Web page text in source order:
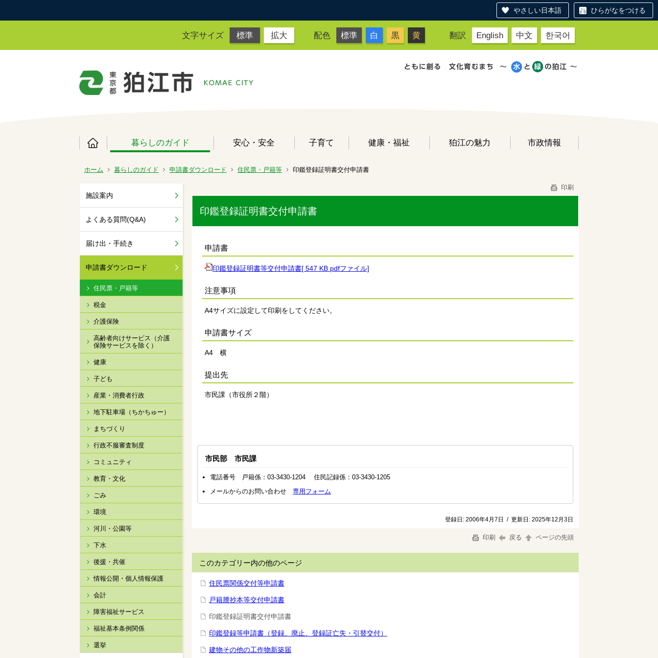
やさしい日本語 ひらがなをつける
文字サイズ 標準 拡大 配色 標準 白 黒 黄 翻訳 English 中文 한국어
暮らしのガイド 安心・安全 子育て 健康・福祉 狛江の魅力 市政情報
ホーム 暮らしのガイド 申請書ダウンロード 住民票・戸籍等 印鑑登録証明書交付申請書
施設案内
よくある質問(Q&A)
届け出・手続き
申請書ダウンロード
住民票・戸籍等
税金
介護保険
高齢者向けサービス（介護
保険サービスを除く）
健康
子ども
産業・消費者行政
地下駐車場（ちかちゅー）
まちづくり
行政不服審査制度
コミュニティ
教育・文化
ごみ
環境
河川・公園等
下水
後援・共催
情報公開・個人情報保護
会計
障害福祉サービス
福祉基本条例関係
選挙
印刷
印鑑登録証明書交付申請書
申請書
印鑑登録証明書等交付申請書[ 547 KB pdfファイル]
注意事項
A4サイズに設定して印刷をしてください。
申請書サイズ
A4 横
提出先
市民課（市役所２階）
市民部 市民課
電話番号 戸籍係：03-3430-1204 住民記録係：03-3430-1205
メールからのお問い合わせ 専用フォーム
登録日: 2006年4月7日 / 更新日: 2025年12月3日
印刷 戻る ページの先頭
このカテゴリー内の他のページ
住民票関係交付等申請書
戸籍謄抄本等交付申請書
印鑑登録証明書交付申請書
印鑑登録等申請書（登録、廃止、登録証亡失・引替交付）
建物その他の工作物新築届